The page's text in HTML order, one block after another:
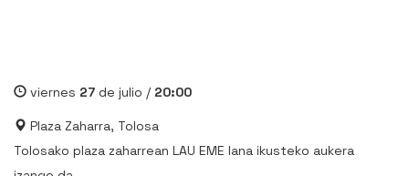
viernes 27 de julio / 20:00
Plaza Zaharra, Tolosa
Tolosako plaza zaharrean LAU EME lana ikusteko aukera